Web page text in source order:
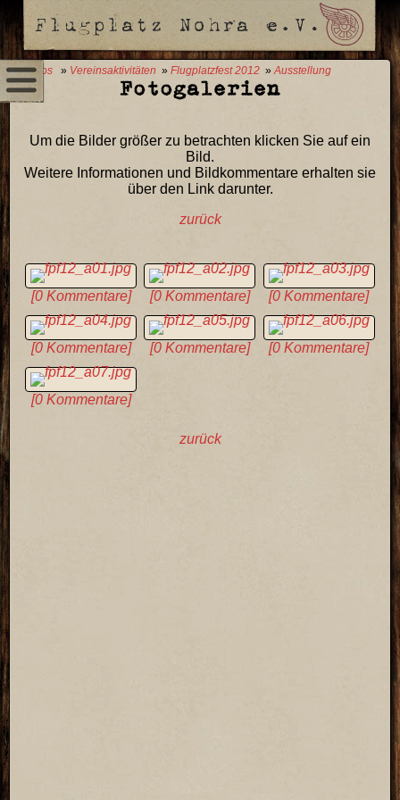
Fotogalerien
0 Fotos » Vereinsaktivitäten » Flugplatzfest 2012 »Ausstellung
Um die Bilder größer zu betrachten klicken Sie auf ein
Bild.
Weitere Informationen und Bildkommentare erhalten sie
über den Link darunter.
zurück
[0 Kommentare] [0 Kommentare] [0 Kommentare]
[0 Kommentare] [0 Kommentare] [0 Kommentare]
[0 Kommentare]
zurück